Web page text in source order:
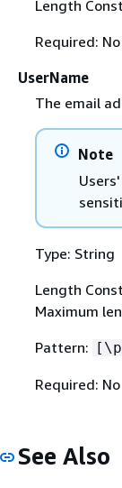
Length
Required: No
UserName
The email
Note
Type: String
Length
Maximum
Pattern: [\p
Required: No
See Also